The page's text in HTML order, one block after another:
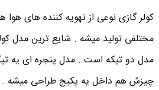
کولر گازی نوعی از تهویه کننده های
مختلفی تولید میشه . شایع ترین مدل
مدل دو تیکه است . مدل پنجره ای یه
چیزش هم داخل یه پکیج طراحی میشه .